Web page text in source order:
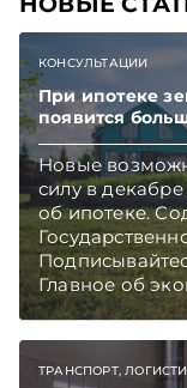
КОНСУЛЬТАЦИИ
При ипотеке
появится
Новые
силу в
об ипотеке.
Главное об
чем в
ТРАНСПОРТ,